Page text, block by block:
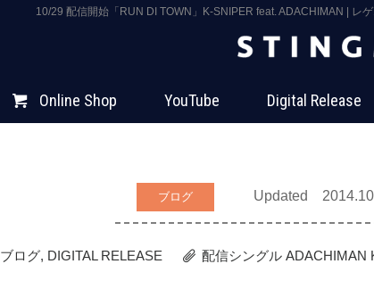
10/29 配信開始「RUN DI TOWN」K-SNIPER feat. ADACHIMAN | レ
Online Shop YouTube Digital Release
ブログ Updated
ブログ, DIGITAL RELEASE 配信シングル ADACHIMAN